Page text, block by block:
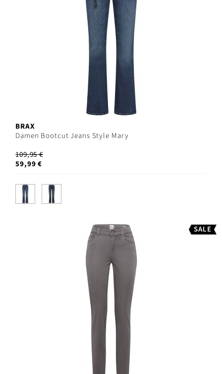
BRAX
Damen Bootcut Jeans Style Mary
109,95 €
59,99 €
SALE